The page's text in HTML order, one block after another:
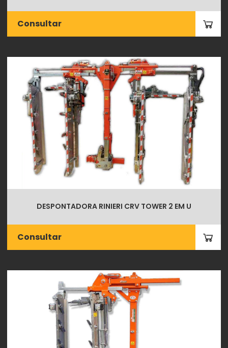
Consultar
DESPONTADORA RINIERI CRV TOWER 2 EM U
Consultar